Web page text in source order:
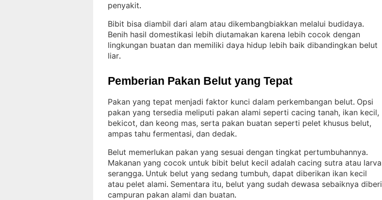
penyakit.
Bibit bisa diambil dari alam atau dikembangbiakkan melalui budidaya
Benih hasil domestikasi lebih diutamakan karena lebih cocok dengan
lingkungan buatan dan memiliki daya hidup lebih baik dibandingkan belut
liar.
Pemberian Pakan Belut yang Tepat
Pakan yang tepat menjadi faktor kunci dalam perkembangan belut. Opsi
pakan yang tersedia meliputi pakan alami seperti cacing tanah, ikan kecil,
bekicot, dan keong mas, serta pakan buatan seperti pelet khusus belut,
ampas tahu fermentasi, dan dedak.
Belut memerlukan pakan yang sesuai dengan tingkat pertumbuhannya
Makanan yang cocok untuk bibit belut kecil adalah cacing sutra atau larva
serangga. Untuk belut yang sedang tumbuh, dapat diberikan ikan kecil
atau pelet alami. Sementara itu, belut yang sudah dewasa sebaiknya diberi
campuran pakan alami dan buatan.